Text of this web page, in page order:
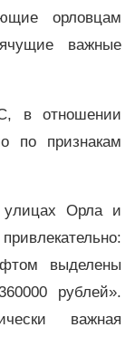
орловцам
важные
в отношении
по признакам
улицах Орла и
выделены
рублей».
важная